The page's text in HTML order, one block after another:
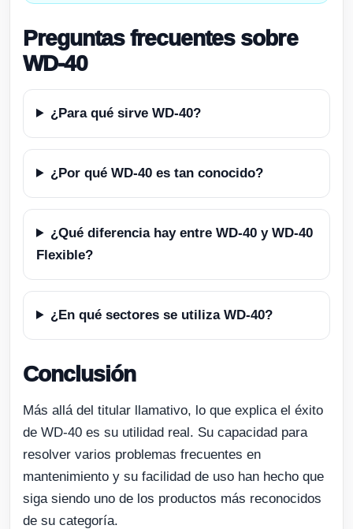
Preguntas frecuentes sobre
WD-40
¿Para qué sirve WD-40?
¿Por qué WD-40 es tan conocido?
¿Qué diferencia hay entre WD-40 y WD-40
Flexible?
¿En qué sectores se utiliza WD-40?
Conclusión
Más allá del titular llamativo, lo que explica el éxito
de WD-40 es su utilidad real. Su capacidad para
resolver varios problemas frecuentes en
mantenimiento y su facilidad de uso han hecho que
siga siendo uno de los productos más reconocidos
de su categoría.